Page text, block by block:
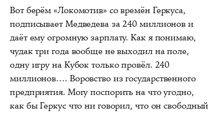
Вот берём «Локомотив» со времён Геркуса,
подписывает Медведева за 240 миллионов и
даёт ему огромную зарплату. Как я понимаю,
чудак три года вообще не выходил на поле,
одну игру на Кубок только провёл. 240
миллионов…. Воровство из государственного
предприятия. Могу поспорить на что угодно,
как бы Геркус что ни говорил, что он свободный